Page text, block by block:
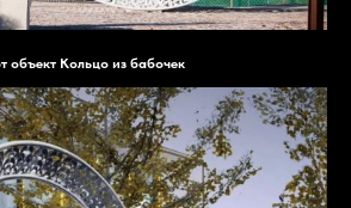
объект Кольцо из бабочек